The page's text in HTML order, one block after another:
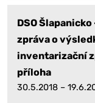
DSO
zpráva o
inventarizační
příloha
30.5.2018 –